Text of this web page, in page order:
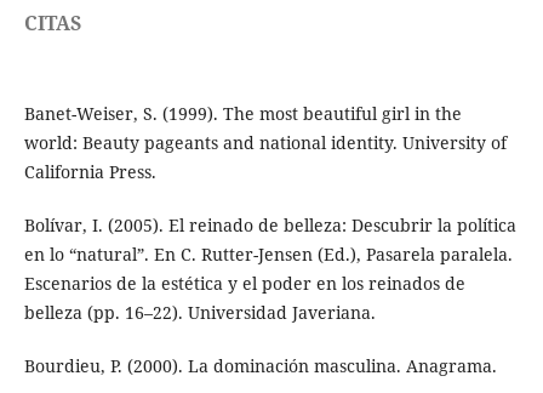
CITAS
Banet-Weiser, S. (1999). The most beautiful girl in the
world: Beauty pageants and national identity. University of
California Press.
Bolívar, I. (2005). El reinado de belleza: Descubrir la política
en lo “natural”. En C. Rutter-Jensen (Ed.), Pasarela paralela.
Escenarios de la estética y el poder en los reinados de
belleza (pp. 16–22). Universidad Javeriana.
Bourdieu, P. (2000). La dominación masculina. Anagrama.